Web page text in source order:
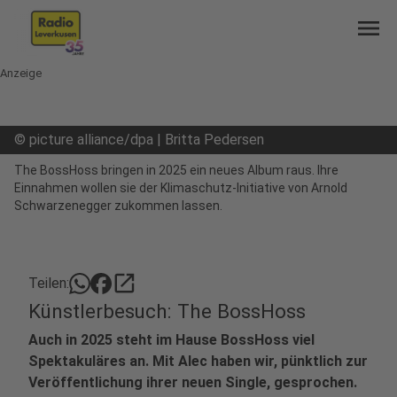
menu
Anzeige
© picture alliance/dpa | Britta Pedersen
The BossHoss bringen in 2025 ein neues Album raus. Ihre
Einnahmen wollen sie der Klimaschutz-Initiative von Arnold
Schwarzenegger zukommen lassen.
Teilen: open_in_new
Künstlerbesuch: The BossHoss
Auch in 2025 steht im Hause BossHoss viel
Spektakuläres an. Mit Alec haben wir, pünktlich zur
Veröffentlichung ihrer neuen Single, gesprochen.